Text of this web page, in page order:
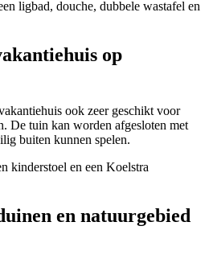
ligbad, douche, dubbele wastafel en
op
ook zeer geschikt voor
De tuin kan worden afgesloten met
buiten kunnen spelen.
kinderstoel en een Koelstra
en natuurgebied